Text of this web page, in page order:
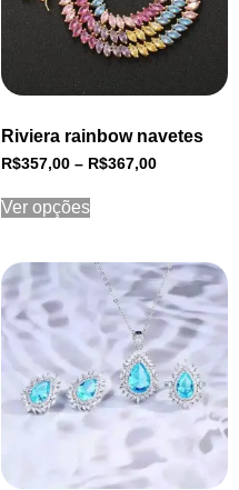
Riviera rainbow navetes
R$357,00 – R$367,00
Ver opções